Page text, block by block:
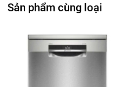
Sản phẩm cùng loại